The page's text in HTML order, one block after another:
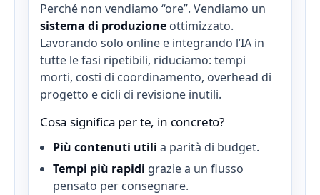
Perché non vendiamo “ore”. Vendiamo un
sistema di produzione ottimizzato.
Lavorando solo online e integrando l’IA in
tutte le fasi ripetibili, riduciamo: tempi
morti, costi di coordinamento, overhead di
progetto e cicli di revisione inutili.
Cosa significa per te, in concreto?
Più contenuti utili a parità di budget.
Tempi più rapidi grazie a un flusso
pensato per consegnare.